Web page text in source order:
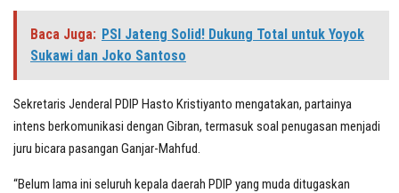
Baca Juga: PSI Jateng Solid! Dukung Total untuk Yoyok
Sukawi dan Joko Santoso
Sekretaris Jenderal PDIP Hasto Kristiyanto mengatakan, partainya
intens berkomunikasi dengan Gibran, termasuk soal penugasan menjadi
juru bicara pasangan Ganjar-Mahfud.
“Belum lama ini seluruh kepala daerah PDIP yang muda ditugaskan